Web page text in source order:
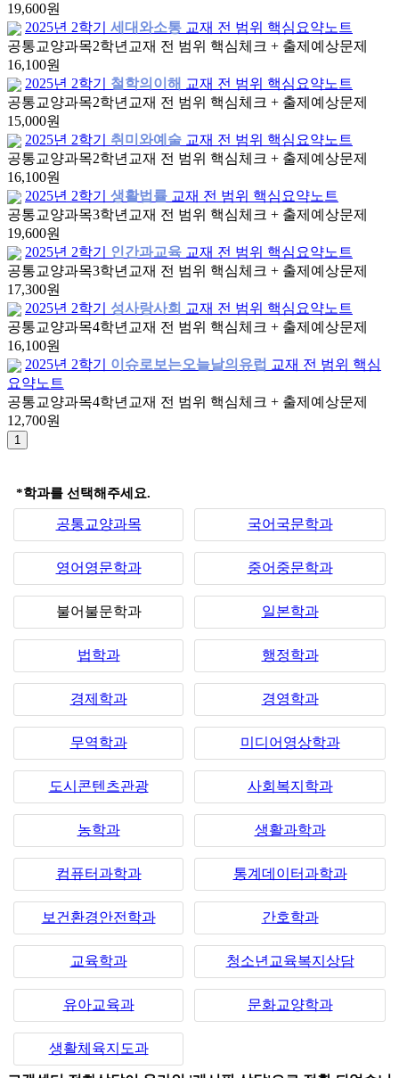
19,600원
2025년 2학기
세대와소통 교재 전 범위 핵심요약노트
공통교양과목2학년 교재 전 범위 핵심체크 + 출제예상문제
16,100원
2025년 2학기
철학의이해 교재 전 범위 핵심요약노트
공통교양과목2학년 교재 전 범위 핵심체크 + 출제예상문제
15,000원
2025년 2학기
취미와예술 교재 전 범위 핵심요약노트
공통교양과목2학년 교재 전 범위 핵심체크 + 출제예상문제
16,100원
2025년 2학기
생활법률 교재 전 범위 핵심요약노트
공통교양과목3학년 교재 전 범위 핵심체크 + 출제예상문제
19,600원
2025년 2학기
인간과교육 교재 전 범위 핵심요약노트
공통교양과목3학년 교재 전 범위 핵심체크 + 출제예상문제
17,300원
2025년 2학기
성사랑사회 교재 전 범위 핵심요약노트
공통교양과목4학년 교재 전 범위 핵심체크 + 출제예상문제
16,100원
2025년 2학기
이슈로보는오늘날의유럽 교재 전 범위 핵심
요약노트
공통교양과목4학년 교재 전 범위 핵심체크 + 출제예상문제
12,700원
*학과를 선택해주세요.
공통교양과목 국어국문학과
영어영문학과 중어중문학과
불어불문학과 일본학과
법학과 행정학과
경제학과 경영학과
무역학과 미디어영상학과
도시콘텐츠관광 사회복지학과
농학과 생활과학과
컴퓨터과학과 통계데이터과학과
보건환경안전학과 간호학과
교육학과 청소년교육복지상담
유아교육과 문화교양학과
생활체육지도과